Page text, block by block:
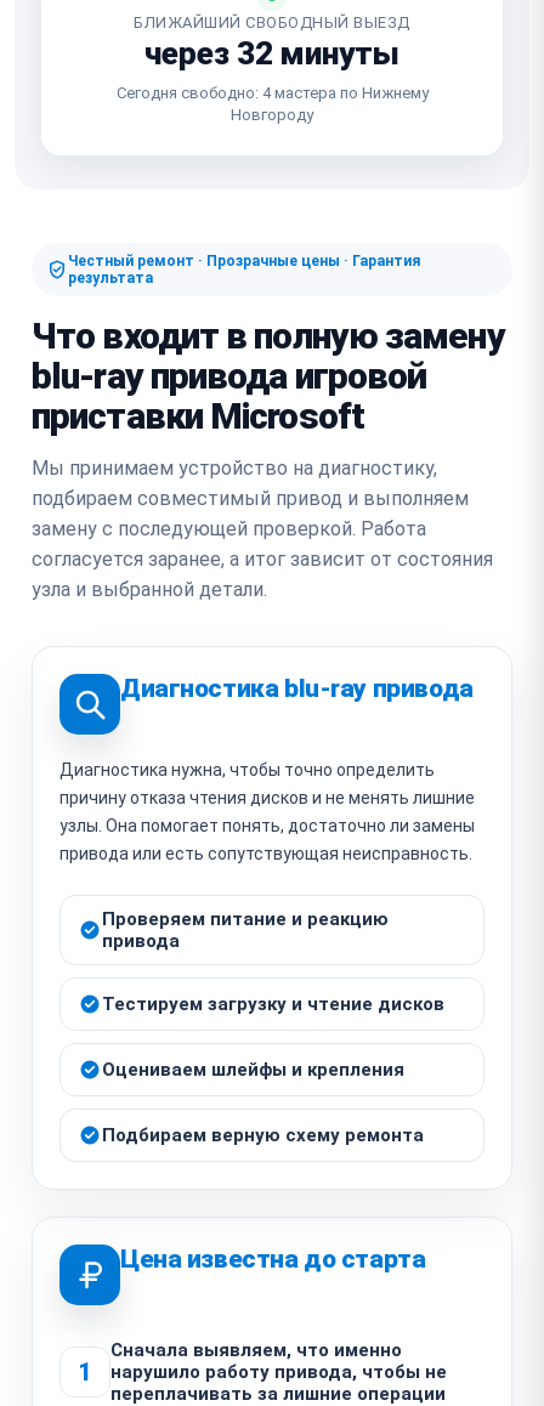
БЛИЖАЙШИЙ СВОБОДНЫЙ ВЫЕЗД
через 32 минуты
Сегодня свободно: 4 мастера по Нижнему
Новгороду
Честный ремонт · Прозрачные цены · Гарантия
результата
Что входит в полную замену
blu-ray привода игровой
приставки Microsoft
Мы принимаем устройство на диагностику,
подбираем совместимый привод и выполняем
замену с последующей проверкой. Работа
согласуется заранее, а итог зависит от состояния
узла и выбранной детали.
Диагностика blu-ray привода
Диагностика нужна, чтобы точно определить
причину отказа чтения дисков и не менять лишние
узлы. Она помогает понять, достаточно ли замены
привода или есть сопутствующая неисправность.
Проверяем питание и реакцию
привода
Тестируем загрузку и чтение дисков
Оцениваем шлейфы и крепления
Подбираем верную схему ремонта
Цена известна до старта
1
Сначала выявляем, что именно
нарушило работу привода, чтобы не
переплачивать за лишние операции